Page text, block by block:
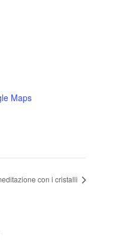
Maps
con i cristalli